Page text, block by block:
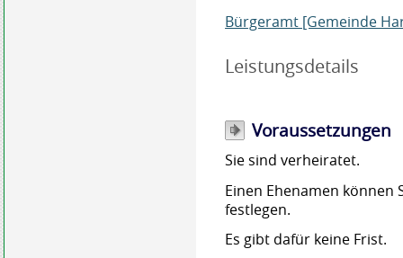
Bürgeramt [Gemeinde
Leistungsdetails
Voraussetzungen
Sie sind verheiratet.
Einen Ehenamen können
festlegen.
Es gibt dafür keine Frist.